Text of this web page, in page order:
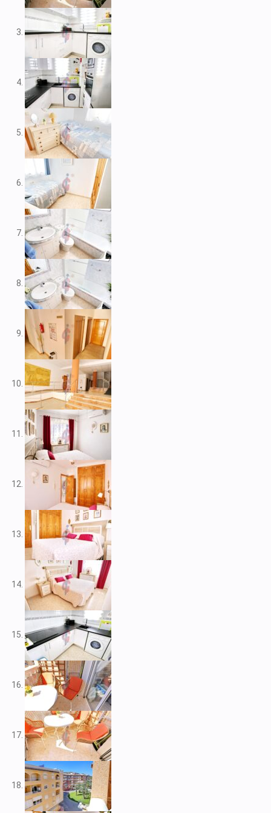
V1974
V1975
V1984
V2022
V2023
V2024
V2026
V2037
V2038
V2039
V2043
V2045
V2049
V2052
V2056B
V2059
V2060
V2061
V2062
V2077
V2088
V2096
V2100
V2104
V2109
V2111
V2116
V2117
V2122
V2125
V2127
V2139
V2148
V2156
V2159
V2160
V2161
V2163
V2165
V2172
V2177
V2178
V2183
V2199
V2208
V2209
V2212
V2217
V2221
V2222
V2223
V2224
V2226
V2228
V2230
V2232
V2235
V2237
V2239
V2240
V2241
V2243
V2246
V2248
V2253
V2255
V2256
V2257
V2258
V2262
V2265